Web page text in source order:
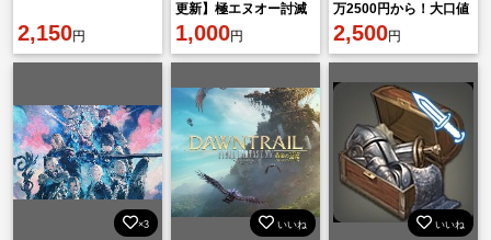
2,150円
更新】極エヌオー討滅
戦 クリア,装備,マウン
ト取得代行
1,000円
万2500円から！大口値
引き◎
2,500円
×3 いいね いいね